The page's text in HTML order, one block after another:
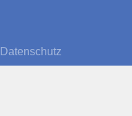
Datenschutz